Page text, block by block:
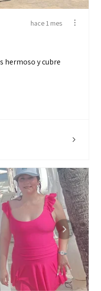
hace 1 mes
hermoso y cubre